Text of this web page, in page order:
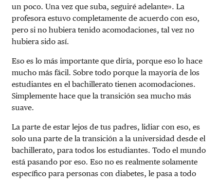
un poco. Una vez que suba, seguiré adelante». La
profesora estuvo completamente de acuerdo con eso,
pero si no hubiera tenido acomodaciones, tal vez no
hubiera sido así.
Eso es lo más importante que diría, porque eso lo hace
mucho más fácil. Sobre todo porque la mayoría de los
estudiantes en el bachillerato tienen acomodaciones.
Simplemente hace que la transición sea mucho más
suave.
La parte de estar lejos de tus padres, lidiar con eso, es
solo una parte de la transición a la universidad desde el
bachillerato, para todos los estudiantes. Todo el mundo
está pasando por eso. Eso no es realmente solamente
específico para personas con diabetes, le pasa a todo